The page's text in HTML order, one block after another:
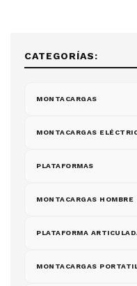
CATEGORÍAS:
MONTACARGAS
MONTACARGAS
PLATAFORMAS
MONTACARGAS HOMBRE
PLATAFORMA
MONTACARGAS